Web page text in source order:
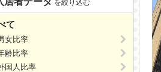
を絞り込む
て
女比率
齢比率
国人比率